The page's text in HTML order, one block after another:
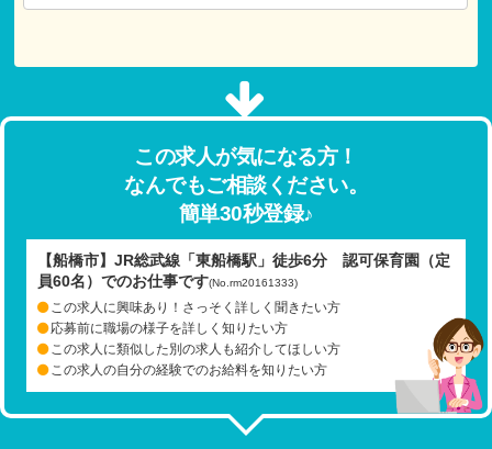
この求人が気になる方！
なんでもご相談ください。
簡単30秒登録♪
【船橋市】JR総武線「東船橋駅」徒歩6分 認可保育園（定
員60名）でのお仕事です(No.rm20161333)
この求人に興味あり！さっそく詳しく聞きたい方
応募前に職場の様子を詳しく知りたい方
この求人に類似した別の求人も紹介してほしい方
この求人の自分の経験でのお給料を知りたい方